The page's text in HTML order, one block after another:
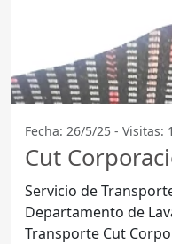
Fecha: 26/5/25 - Visitas:
Cut
Servicio de
Departamento de Lavalleja El
Transporte Cut